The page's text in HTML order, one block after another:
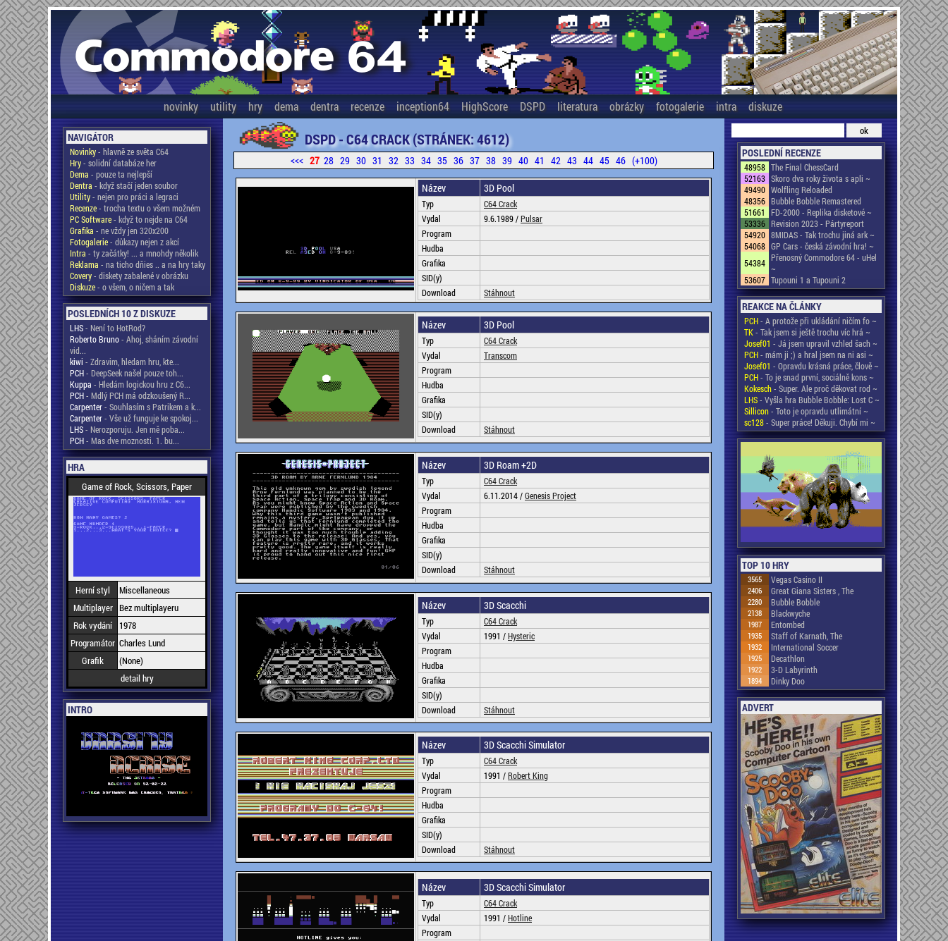
novinky utility hry dema dentra recenze inception64 HighScore DSPD literatura obrázky fotogalerie intra diskuze
NAVIGÁTOR
Novinky- hlavně ze světa C64
Hry- solidní databáze her
Dema - pouze ta nejlepší
Dentra - když stačí jeden soubor
Utility- nejen pro práci a legraci
Recenze- trocha textu o všem možném
PC Software- když to nejde na C64
Grafika - ne vždy jen 320x200
Fotogalerie- důkazy nejen z akcí
Intra - ty začátky! ... a mnohdy několik
Reklama - na ticho dňies .. a na hry taky
Covery- diskety zabalené v obrázku
Diskuze- o všem, o ničem a tak
POSLEDNÍCH 10 Z DISKUZE
LHS- Není to HotRod?
Roberto Bruno- Ahoj, sháním závodní
vid...
kiwi - Zdravim, hledam hru, kte...
PCH- DeepSeek našel pouze toh...
Kuppa - Hledám logickou hru z C6...
PCH- Mdlý PCH má odzkoušený R...
Carpenter- Souhlasím s Patrikem a k...
Carpenter- Vše už funguje ke spokoj...
LHS- Nerozporuju. Jen mě poba...
PCH- Mas dve moznosti. 1. bu...
HRA
Game of Rock, Scissors, Paper
Herní styl
Miscellaneous
Multiplayer Bez multiplayeru
Rok vydání
1978
Programátor Charles Lund
Grafik
(None)
detail hry
INTRO
DSPD - C64 CRACK (STRÁNEK: 4612)
<<< 27 28 29 30 31 32 33 34 35 36 37 38 39 40 41 42 43 44 45 46 (+100)
Název 3D Pool
Typ
C64 Crack
Vydal
9.6.1989 /Pulsar
Program
Hudba
Grafika
SID(y)
Download
Stáhnout
Název 3D Pool
Typ
C64 Crack
Vydal
Transcom
Program
Hudba
Grafika
SID(y)
Download
Stáhnout
Název 3D Roam +2D
Typ
C64 Crack
Vydal
6.11.2014 /Genesis Project
Program
Hudba
Grafika
SID(y)
Download
Stáhnout
Název 3D Scacchi
Typ
C64 Crack
Vydal
1991 /Hysteric
Program
Hudba
Grafika
SID(y)
Download
Stáhnout
Název 3D Scacchi Simulator
Typ
C64 Crack
Vydal
1991 /Robert King
Program
Hudba
Grafika
SID(y)
Download
Stáhnout
Název 3D Scacchi Simulator
Typ
C64 Crack
Vydal
1991 /Hotline
Program
POSLEDNÍ RECENZE
48958 The Final ChessCard
52163 Skoro dva roky života s apli ~
49490 Wolfling Reloaded
48356 Bubble Bobble Remastered
51661
FD-2000 - Replika disketové ~
53336 Revision 2023 - Pártyreport
54920 8MIDAS - Tak trochu jiná ark ~
54068 GP Cars - česká závodní hra! ~
54384 Přenosný Commodore 64 - uHel
~
53607 Tupouni 1 a Tupouni 2
REAKCE NA ČLÁNKY
PCH- A protože při ukládání ničím fo ~
TK- Tak jsem si ještě trochu víc hrá ~
Josef01 - Já jsem upravil vzhled šach ~
PCH- mám ji ;) a hral jsem na ni asi ~
Josef01 - Opravdu krásná práce, člově ~
PCH- To je snad první, sociálně kons ~
Kokesch- Super. Ale proč děkovat rod ~
LHS- Vyšla hra Bubble Bobble: Lost C ~
Sillicon- Toto je opravdu utlimátní ~
sc128- Super práce! Děkuji. Chybí mi ~
TOP 10 HRY
3565 Vegas Casino II
2406 Great Giana Sisters , The
2280 Bubble Bobble
2138 Blackwyche
1987 Entombed
1935 Staff of Karnath, The
1932 International Soccer
1925 Decathlon
1922 3-D Labyrinth
1894 Dinky Doo
ADVERT